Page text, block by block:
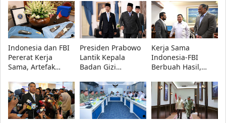
Bandung, 560
Siswa Ikuti MPLS
2026
Aman, Pemerintah
Siaga Hadapi
Hoaks
Lantik 1.177
Perwira Remaja
Indonesia dan FBI
Pererat Kerja
Sama, Artefak
Resmi Dipulangkan
Presiden Prabowo
Lantik Kepala
Badan Gizi
Pimpinan
Universitas
Republik Indonesia
Kerja Sama
Indonesia-FBI
Berbuah Hasil,
Papua yang Dicuri
Berhasil
Dipulangkan